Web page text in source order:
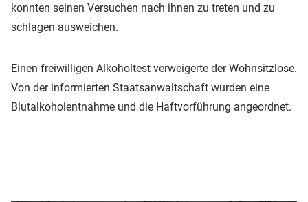
konnten seinen Versuchen nach ihnen zu treten und zu
schlagen ausweichen.
Einen freiwilligen Alkoholtest verweigerte der Wohnsitzlose.
Von der informierten Staatsanwaltschaft wurden eine
Blutalkoholentnahme und die Haftvorführung angeordnet.